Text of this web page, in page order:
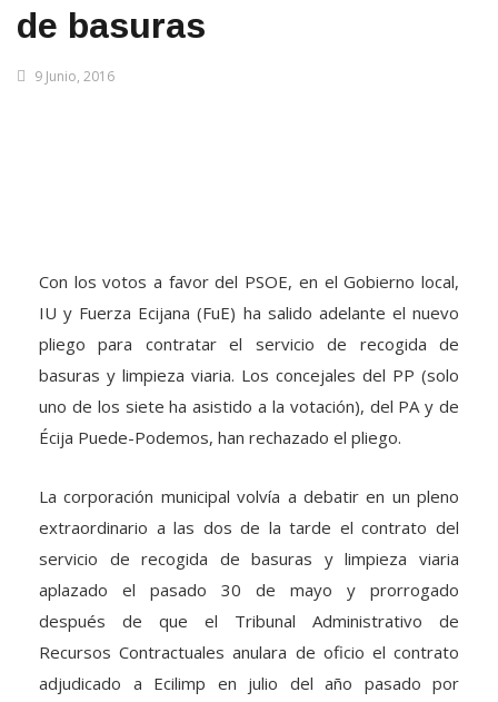
de basuras
9 Junio, 2016
Con los votos a favor del PSOE, en el Gobierno local,
IU y Fuerza Ecijana (FuE) ha salido adelante el nuevo
pliego para contratar el servicio de recogida de
basuras y limpieza viaria. Los concejales del PP (solo
uno de los siete ha asistido a la votación), del PA y de
Écija Puede-Podemos, han rechazado el pliego.
La corporación municipal volvía a debatir en un pleno
extraordinario a las dos de la tarde el contrato del
servicio de recogida de basuras y limpieza viaria
aplazado el pasado 30 de mayo y prorrogado
después de que el Tribunal Administrativo de
Recursos Contractuales anulara de oficio el contrato
adjudicado a Ecilimp en julio del año pasado por